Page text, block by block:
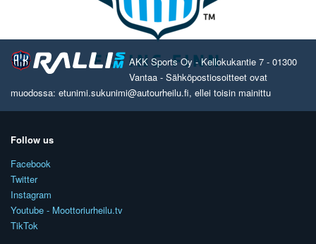
AKK Sports Oy - Kellokukantie 7 - 01300
Vantaa - Sähköpostiosoitteet ovat
muodossa: etunimi.sukunimi@autourheilu.fi, ellei toisin mainittu
Follow us
Facebook
Twitter
Instagram
Youtube - Moottoriurheilu.tv
TikTok